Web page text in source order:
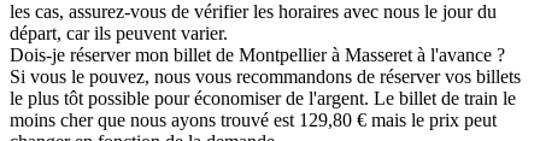
les cas, assurez-vous de vérifier les horaires avec nous le jour du
départ, car ils peuvent varier.
Dois-je réserver mon billet de Montpellier à Masseret à l'avance ?
Si vous le pouvez, nous vous recommandons de réserver vos billets
le plus tôt possible pour économiser de l'argent. Le billet de train le
moins cher que nous ayons trouvé est 129,80 € mais le prix peut